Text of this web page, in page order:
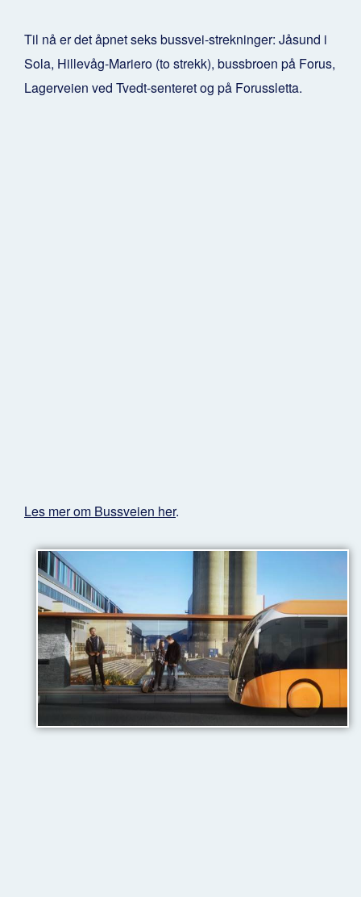
Til nå er det åpnet seks bussvei-strekninger: Jåsund i
Sola, Hillevåg-Mariero (to strekk), bussbroen på Forus,
Lagerveien ved Tvedt-senteret og på Forussletta.
Les mer om Bussveien her.